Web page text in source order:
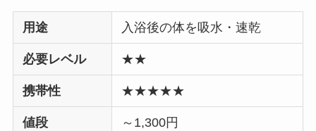
用途 入浴後の体を吸水・速乾
必要レベル ★★
携帯性 ★★★★★
値段 ～1,300円